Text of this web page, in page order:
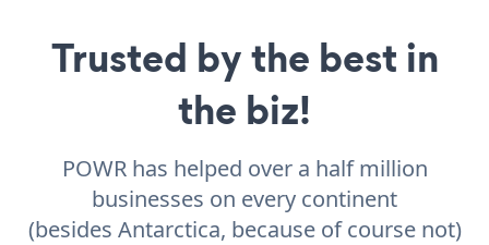
Trusted by the best in
the biz!
POWR has helped over a half million
businesses on every continent
(besides Antarctica, because of course not)